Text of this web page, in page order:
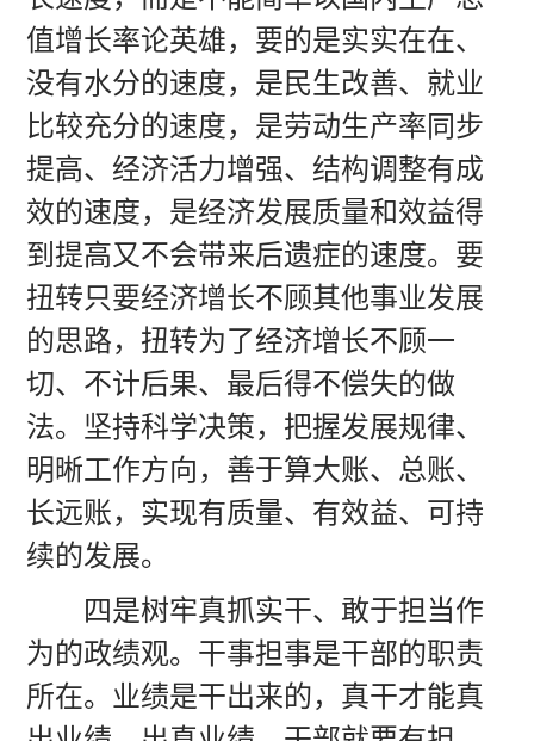
值增长率论英雄，要的是实实在在、
没有水分的速度，是民生改善、就业
比较充分的速度，是劳动生产率同步
提高、经济活力增强、结构调整有成
效的速度，是经济发展质量和效益得
到提高又不会带来后遗症的速度。要
扭转只要经济增长不顾其他事业发展
的思路，扭转为了经济增长不顾一
切、不计后果、最后得不偿失的做
法。坚持科学决策，把握发展规律、
明晰工作方向，善于算大账、总账、
长远账，实现有质量、有效益、可持
续的发展。
四是树牢真抓实干、敢于担当作
为的政绩观。干事担事是干部的职责
所在。业绩是干出来的，真干才能真